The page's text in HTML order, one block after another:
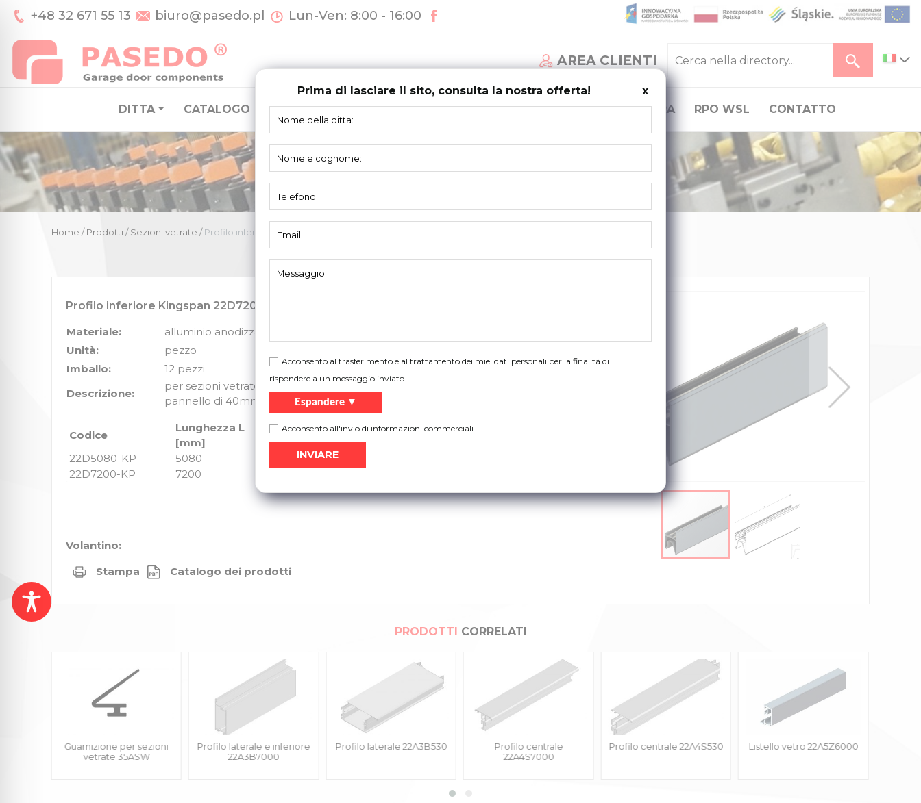
+48 32 671 55 13 biuro@pasedo.pl Lun-Ven: 8:00 - 16:00
AREA CLIENTI
DITTA CATALOGO SISTEMI DI PORTE AGGIORNAMENTI SUPPORTO CARRIERA RPO WSL CONTATTO
Prima di lasciare il sito, consulta la nostra offerta! x
Acconsento al trasferimento e al trattamento dei miei dati personali per la finalità di
rispondere a un messaggio inviato
Espandere ▼
Acconsento all'invio di informazioni commerciali
Home /Prodotti /Sezioni vetrate /Profilo inferiore Kingspan 22D7200-KP
SEZIONIVETRATE
Profilo inferiore Kingspan 22D7200-KP
Materiale:
alluminio anodizzato
Unità:
pezzo
Imballo:
12 pezzi
Descrizione:
per sezioni vetrate (full vision) - profilo inferiore per Kingspan fingersafe
pannello di 40mm.
Codice
Lunghezza L
[mm]
Peso [kg]
Tipo
22D5080-KP
5080 6,17
22D7200-KP
7200
Volantino:
Stampa
Catalogo dei prodotti
PRODOTTI CORRELATI
Guarnizione per sezioni
vetrate 35ASW
Profilo laterale e inferiore
22A3B7000
Profilo laterale 22A3B530
Profilo centrale
22A4S7000
Profilo centrale 22A4S530 Listello vetro 22A5Z6000